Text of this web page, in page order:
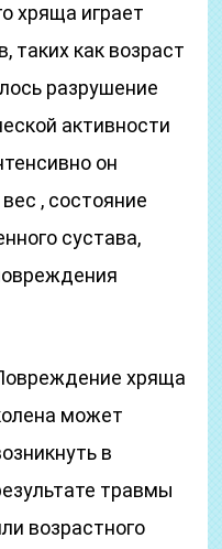
хряща играет
таких как возраст
разрушение
активности
он
, состояние
сустава,
хряща
может
в
травмы
возрастного